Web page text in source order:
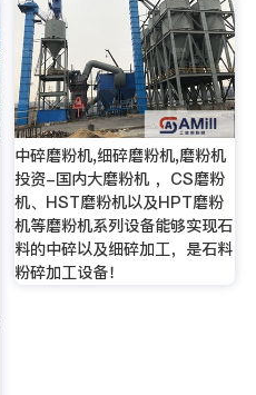
中碎磨粉机,细碎磨粉机,磨粉机
投资-国内大磨粉机 ，CS磨粉
机、HST磨粉机以及HPT磨粉
机等磨粉机系列设备能够实现石
料的中碎以及细碎加工，是石料
粉碎加工设备！